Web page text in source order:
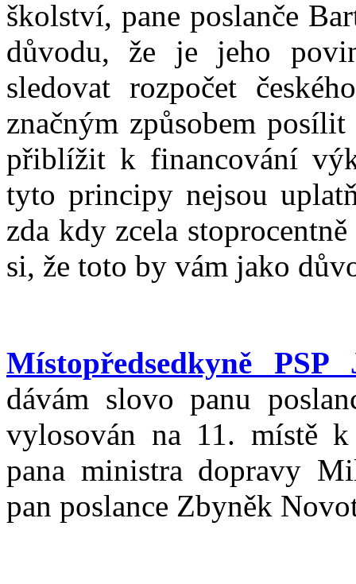
školství, pane poslanče
důvodu, že je jeho
sledovat rozpočet
značným způsobem
přiblížit k financování
tyto principy nejsou
zda kdy zcela
si, že toto by vám jako
Místopředsedkyně
dávám slovo panu
vylosován na 11. místě k
pana ministra dopravy
pan poslance Zbyněk